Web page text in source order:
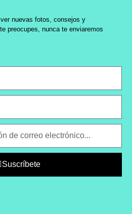
nuevas fotos, consejos y
preocupes, nunca te enviaremos
Suscríbete